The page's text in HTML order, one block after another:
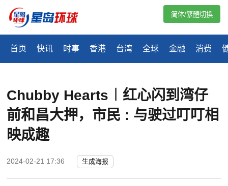
首页 快讯 时事 香港 台湾 全球 金融 消费
简体/繁體切換
Chubby Hearts︱红心闪到湾仔
前和昌大押，市民 : 与驶过叮叮相
映成趣
2024-02-21 17:36 生成海报